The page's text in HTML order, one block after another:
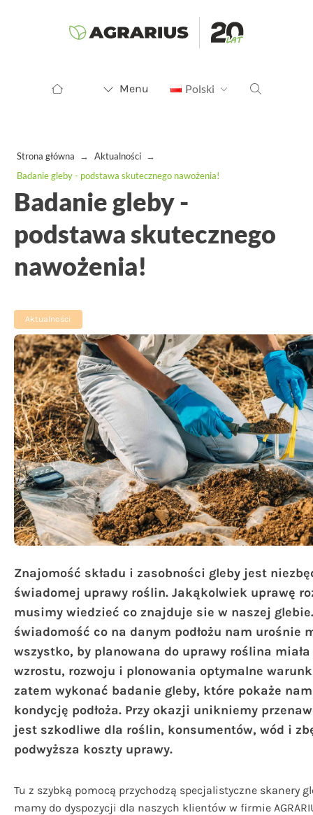
Menu Polski
Strona główna → Aktualności →
Badanie gleby - podstawa skutecznego nawożenia!
Badanie gleby -
podstawa skutecznego
nawożenia!
Aktualności
Znajomość składu i zasobności gleby jest
świadomej uprawy roślin. Jakąkolwiek uprawę
musimy wiedzieć co znajduje sie w naszej
świadomość co na danym podłożu nam urośnie
wszystko, by planowana do uprawy roślina
wzrostu, rozwoju i plonowania optymalne
zatem wykonać badanie gleby, które pokaże
kondycję podłoża. Przy okazji unikniemy
jest szkodliwe dla roślin, konsumentów, wód i
podwyższa koszty uprawy.
Tu z szybką pomocą przychodzą specjalistyczne skanery
mamy do dyspozycji dla naszych klientów w firmie